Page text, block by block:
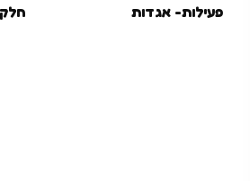
פעילות- אגדות